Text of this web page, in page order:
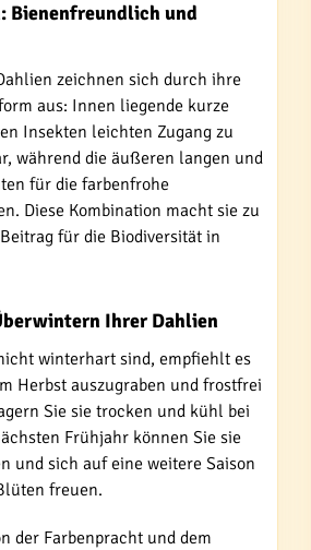
Bienenfreundlich und
zeichnen sich durch ihre
aus: Innen liegende kurze
Insekten leichten Zugang zu
während die äußeren langen und
für die farbenfrohe
Diese Kombination macht sie zu
für die Biodiversität in
Ihrer Dahlien
winterhart sind, empfiehlt es
Herbst auszugraben und frostfrei
Sie sie trocken und kühl bei
Frühjahr können Sie sie
und sich auf eine weitere Saison
freuen.
der Farbenpracht und dem